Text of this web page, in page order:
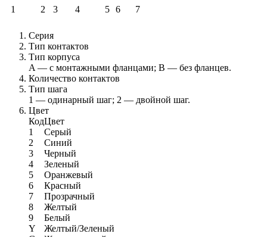
1
2 3 4 5 6 7
Серия
Тип контактов
Тип корпуса
A — с монтажными фланцами; B — без фланцев.
Количество контактов
Тип шага
1 — одинарный шаг; 2 — двойной шаг.
Цвет
КодЦвет
1
Серый
2
Синий
3
Черный
4
Зеленый
5
Оранжевый
6
Красный
7
Прозрачный
8
Желтый
9
Белый
Y
Желтый/Зеленый